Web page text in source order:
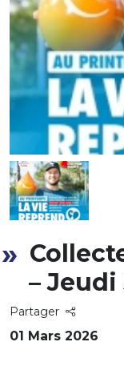
– Jeudi
Partager
01 Mars 2026